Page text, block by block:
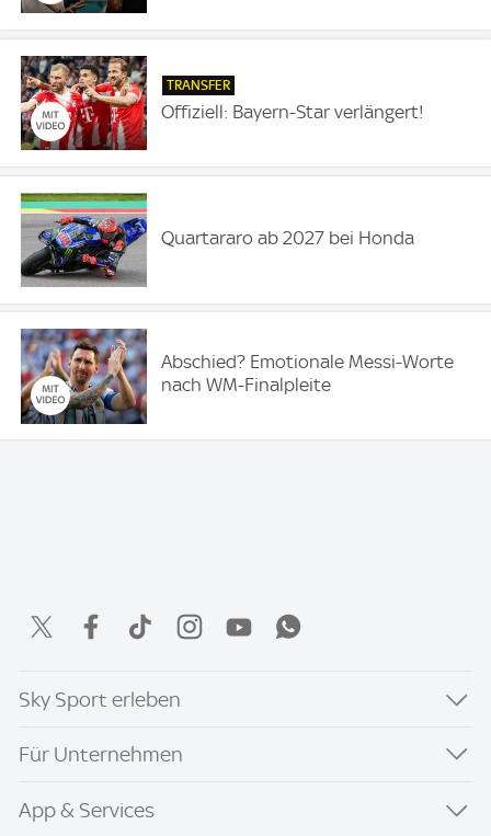
TRANSFER
Offiziell: Bayern-Star verlängert!
Quartararo ab 2027 bei Honda
Abschied? Emotionale Messi-Worte
nach WM-Finalpleite
Sky Sport erleben
Für Unternehmen
App & Services